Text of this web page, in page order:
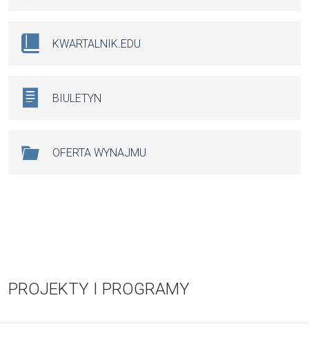
KWARTALNIK.EDU
BIULETYN
OFERTA WYNAJMU
PROJEKTY I PROGRAMY